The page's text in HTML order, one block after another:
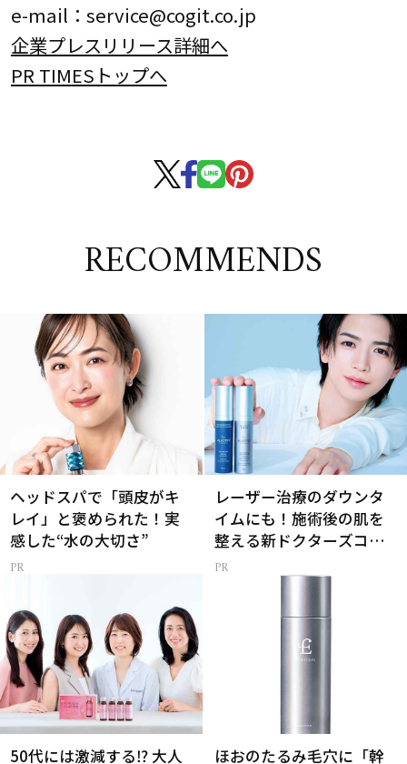
e-mail：service@cogit.co.jp
企業プレスリリース詳細へ
PR TIMESトップへ
RECOMMENDS
ヘッドスパで「頭皮がキ
レイ」と褒められた！実
感した“水の大切さ”
レーザー治療のダウンタ
イムにも！施術後の肌を
整える新ドクターズコス
メ
50代には激減する⁉ 大人 ほおのたるみ毛穴に「幹